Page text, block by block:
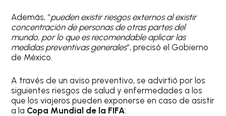
Además, “pueden existir riesgos externos al existir
concentración de personas de otras partes del
mundo, por lo que es recomendable aplicar las
medidas preventivas generales“, precisó el Gobierno
de México.
A través de un aviso preventivo, se advirtió por los
siguientes riesgos de salud y enfermedades a los
que los viajeros pueden exponerse en caso de asistir
a la Copa Mundial de la FIFA: